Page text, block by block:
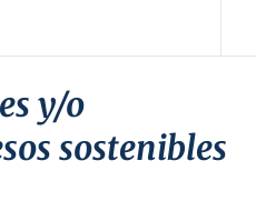
y/o
sostenibles